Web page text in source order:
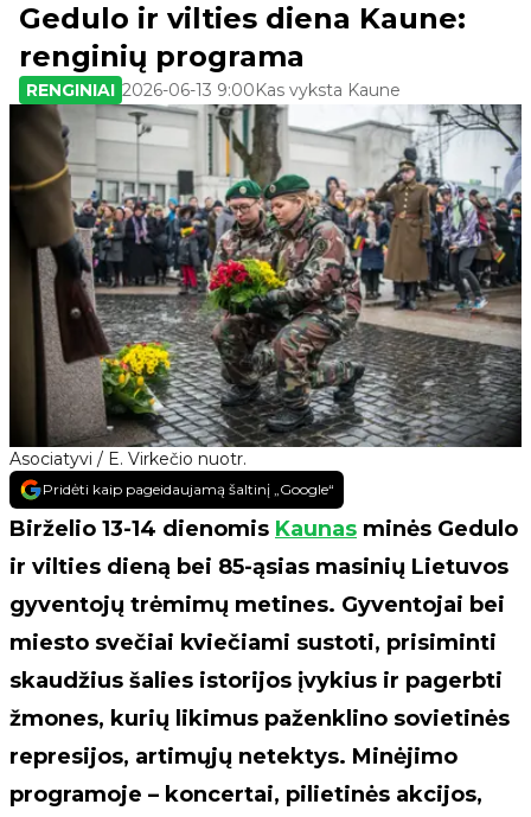
Asociatyvi / E. Virkečio nuotr.
Gedulo ir vilties diena Kaune:
renginių programa
RENGINIAI 2026-06-13 9:00Kas vyksta Kaune
Pridėti kaip pageidaujamą šaltinį „Google“
Birželio 13-14 dienomis Kaunas minės Gedulo
ir vilties dieną bei 85-ąsias masinių Lietuvos
gyventojų trėmimų metines. Gyventojai bei
miesto svečiai kviečiami sustoti, prisiminti
skaudžius šalies istorijos įvykius ir pagerbti
žmones, kurių likimus paženklino sovietinės
represijos, artimųjų netektys. Minėjimo
programoje – koncertai, pilietinės akcijos,